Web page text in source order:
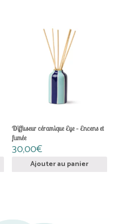
Diffuseur céramique Eye – Encens et
fumée
30,00€
Ajouter au panier